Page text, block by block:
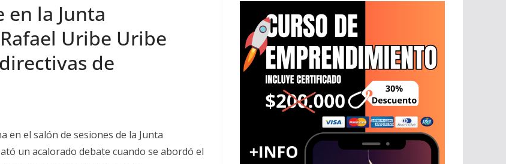
la Junta
Uribe Uribe
de
en el salón de sesiones de la Junta
un acalorado debate cuando se abordó el